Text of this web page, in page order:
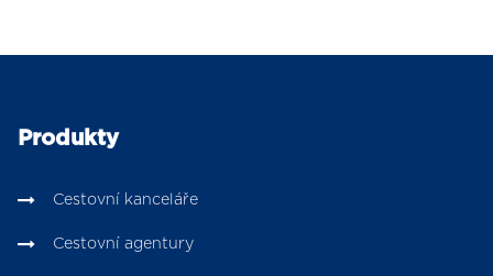
Produkty
Cestovní kanceláře
Cestovní agentury